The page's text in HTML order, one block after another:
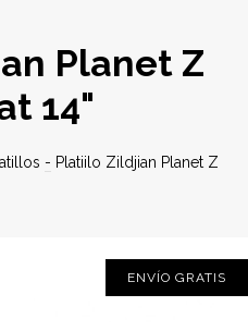
Planet Z
14"
- Platiilo Zildjian Planet Z
ENVÍO GRATIS